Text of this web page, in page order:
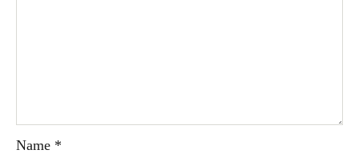
Name *